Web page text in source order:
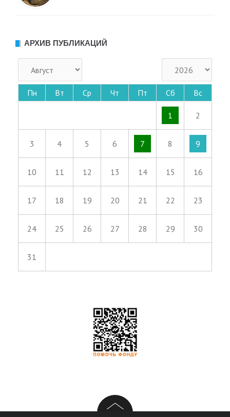
АРХИВ ПУБЛИКАЦИЙ
Пн Вт Ср Чт Пт Сб Вс
1 2
3 4 5 6 7 8 9
10 11 12 13 14 15 16
17 18 19 20 21 22 23
24 25 26 27 28 29 30
31